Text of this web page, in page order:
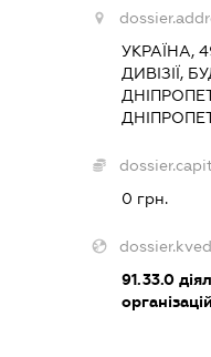
УКРАЇНА,
ДИВІЗІЇ,
0 грн.
91.33.0